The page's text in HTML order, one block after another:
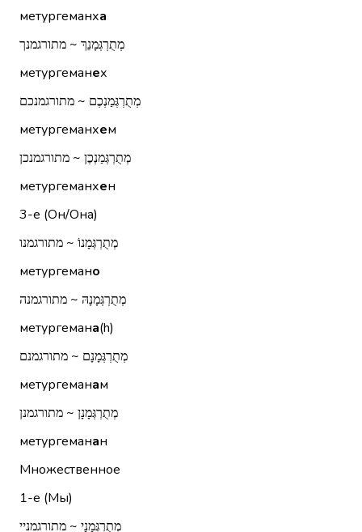
метургеманха
מְתֻרְגְּמָנֵךְ ~ מתורגמנך
метургеманех
מְתֻרְגְּמַנְכֶם ~ מתורגמנכם
метургеманхем
מְתֻרְגְּמַנְכֶן ~ מתורגמנכן
метургеманхен
3-е (Он/Она)
מְתֻרְגְּמָנוֹ ~ מתורגמנו
метургемано
מְתֻרְגְּמָנָהּ ~ מתורגמנה
метургемана(h)
מְתֻרְגְּמָנָם ~ מתורגמנם
метургеманам
מְתֻרְגְּמָנָן ~ מתורגמנן
метургеманан
Множественное
1-е (Мы)
מְתֻרְגְּמָנַי ~ מתורגמניי